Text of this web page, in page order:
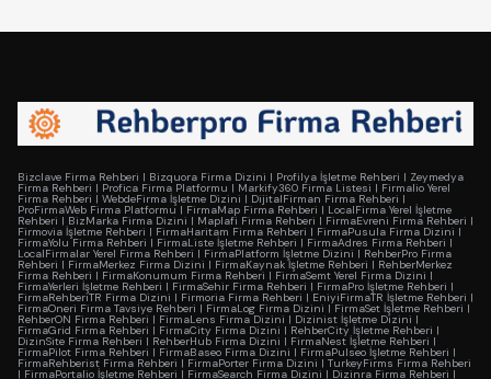
Bizclave Firma Rehberi | Bizquora Firma Dizini | Profilya İşletme Rehberi | Zeymedya
Firma Rehberi | Profica Firma Platformu | Markify360 Firma Listesi | Firmalio Yerel
Firma Rehberi | WebdeFirma İşletme Dizini | DijitalFirman Firma Rehberi |
ProFirmaWeb Firma Platformu | FirmaMap Firma Rehberi | LocalFirma Yerel İşletme
Rehberi | BizMarka Firma Dizini | Maplafi Firma Rehberi | FirmaEvreni Firma Rehberi |
Firmovia İşletme Rehberi | FirmaHaritam Firma Rehberi | FirmaPusula Firma Dizini |
FirmaYolu Firma Rehberi | FirmaListe İşletme Rehberi | FirmaAdres Firma Rehberi |
LocalFirmalar Yerel Firma Rehberi | FirmaPlatform İşletme Dizini | RehberPro Firma
Rehberi | FirmaMerkez Firma Dizini | FirmaKaynak İşletme Rehberi | RehberMerkez
Firma Rehberi | FirmaKonumum Firma Rehberi | FirmaSemt Yerel Firma Dizini |
FirmaYerleri İşletme Rehberi | FirmaSehir Firma Rehberi | FirmaPro İşletme Rehberi |
FirmaRehberiTR Firma Dizini | Firmoria Firma Rehberi | EniyiFirmaTR İşletme Rehberi |
FirmaOneri Firma Tavsiye Rehberi | FirmaLog Firma Dizini |FirmaSet İşletme Rehberi |
RehberON Firma Rehberi | FirmaLens Firma Dizini | Dizinist İşletme Dizini |
FirmaGrid Firma Rehberi | FirmaCity Firma Dizini | RehberCity İşletme Rehberi |
DizinSite Firma Rehberi | RehberHub Firma Dizini | FirmaNest İşletme Rehberi |
FirmaPilot Firma Rehberi | FirmaBaseo Firma Dizini | FirmaPulseo İşletme Rehberi |
FirmaRehberist Firma Rehberi | FirmaPorter Firma Dizini | TurkeyFirms Firma Rehberi
| FirmaPortalio İşletme Rehberi | FirmaSearch Firma Dizini | Dizinra Firma Rehberi |